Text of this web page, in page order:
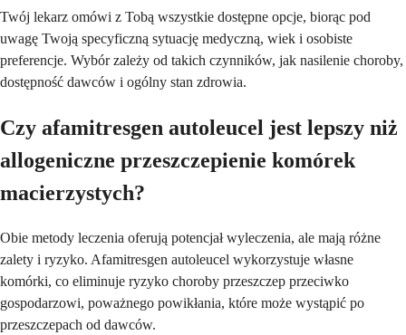
Twój lekarz omówi z Tobą wszystkie dostępne opcje, biorąc pod
uwagę Twoją specyficzną sytuację medyczną, wiek i osobiste
preferencje. Wybór zależy od takich czynników, jak nasilenie choroby,
dostępność dawców i ogólny stan zdrowia.
Czy afamitresgen autoleucel jest lepszy niż
allogeniczne przeszczepienie komórek
macierzystych?
Obie metody leczenia oferują potencjał wyleczenia, ale mają różne
zalety i ryzyko. Afamitresgen autoleucel wykorzystuje własne
komórki, co eliminuje ryzyko choroby przeszczep przeciwko
gospodarzowi, poważnego powikłania, które może wystąpić po
przeszczepach od dawców.